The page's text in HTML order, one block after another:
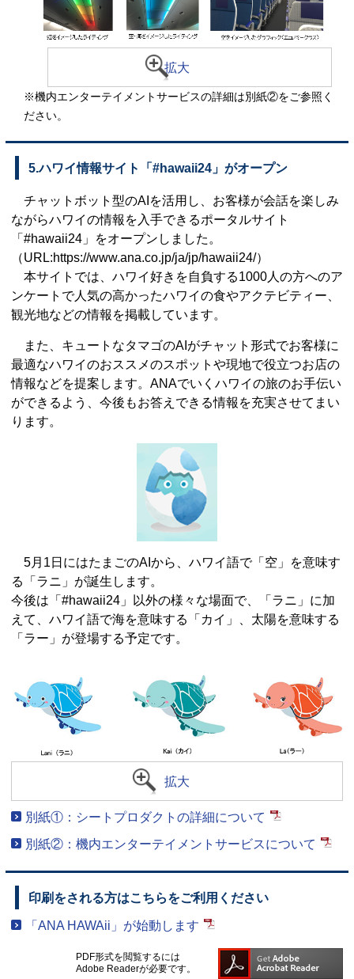
拡大
※機内エンターテイメントサービスの詳細は別紙②をご参照く
ださい。
5.ハワイ情報サイト「#hawaii24」がオープン
チャットボット型のAIを活用し、お客様が会話を楽しみ
ながらハワイの情報を入手できるポータルサイト
「#hawaii24」をオープンしました。
（URL:https://www.ana.co.jp/ja/jp/hawaii24/）
本サイトでは、ハワイ好きを自負する1000人の方へのア
ンケートで人気の高かったハワイの食やアクテビティー、
観光地などの情報を掲載しています。
また、キュートなタマゴのAIがチャット形式でお客様に
最適なハワイのおススメのスポットや現地で役立つお店の
情報などを提案します。ANAでいくハワイの旅のお手伝い
ができるよう、今後もお答えできる情報を充実させてまい
ります。
5月1日にはたまごのAIから、ハワイ語で「空」を意味す
る「ラニ」が誕生します。
今後は「#hawaii24」以外の様々な場面で、「ラニ」に加
えて、ハワイ語で海を意味する「カイ」、太陽を意味する
「ラー」が登場する予定です。
拡大
別紙①：シートプロダクトの詳細について
別紙②：機内エンターテイメントサービスについて
印刷をされる方はこちらをご利用ください
「ANA HAWAii」が始動します
PDF形式を閲覧するには
Adobe Readerが必要です。